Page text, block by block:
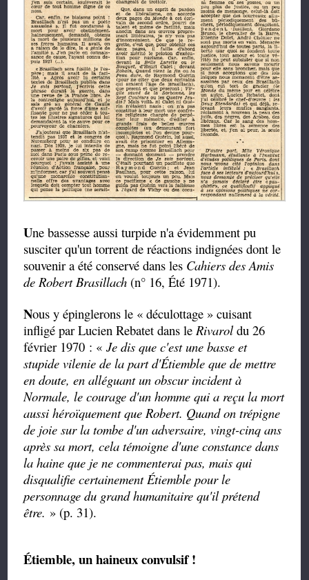
Une bassesse aussi turpide n'a évidemment pu
susciter qu'un torrent de réactions indignées dont le
souvenir a été conservé dans les Cahiers des Amis
de Robert Brasillach (n° 16, Été 1971).
Nous y épinglerons le « déculottage » cuisant
infligé par Lucien Rebatet dans le Rivaroldu 26
février 1970 : «Je dis que c'est une basse et
stupide vilenie de la part d'Étiemble que de mettre
en doute, en alléguant un obscur incident à
Normale, le courage d'un homme qui a reçu la mort
aussi héroïquement que Robert. Quand on trépigne
de joie sur la tombe d'un adversaire, vingt-cinq ans
après sa mort, cela témoigne d'une constance dans
la haine que je ne commenterai pas, mais qui
disqualifie certainement Étiemble pour le
personnage du grand humanitaire qu'il prétend
être. » (p. 31).
Étiemble, un haineux convulsif !